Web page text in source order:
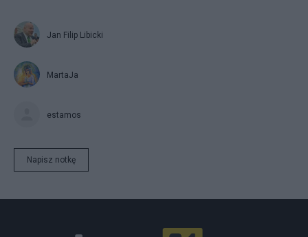
Jan Filip Libicki
MartaJa
estamos
Napisz notkę